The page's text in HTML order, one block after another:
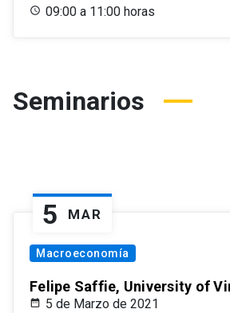
09:00 a 11:00 horas
Seminarios
5 MAR
Macroeconomía
Felipe Saffie, University of
5 de Marzo de 2021